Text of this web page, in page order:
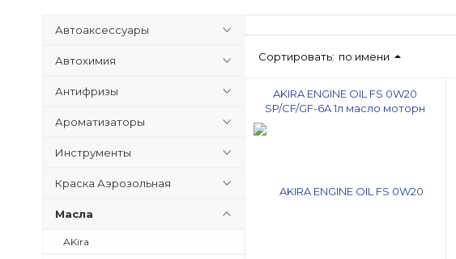
Автоаксессуары
Автохимия
Антифризы
Ароматизаторы
Инструменты
Краска Аэрозольная
Масла
AKira
Сортировать: по имени
AKIRA ENGINE OIL FS 0W20
SP/CF/GF-6A 1л масло моторн